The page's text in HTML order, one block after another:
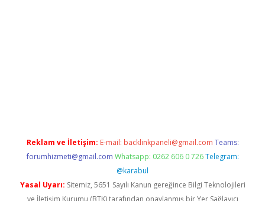
Reklam ve İletişim: E-mail: backlinkpaneli@gmail.com Teams:
forumhizmeti@gmail.com Whatsapp: 0262 606 0 726 Telegram:
@karabul
Yasal Uyarı: Sitemiz, 5651 Sayılı Kanun gereğince Bilgi Teknolojileri
ve İletişim Kurumu (BTK) tarafından onaylanmış bir Yer Sağlayıcı